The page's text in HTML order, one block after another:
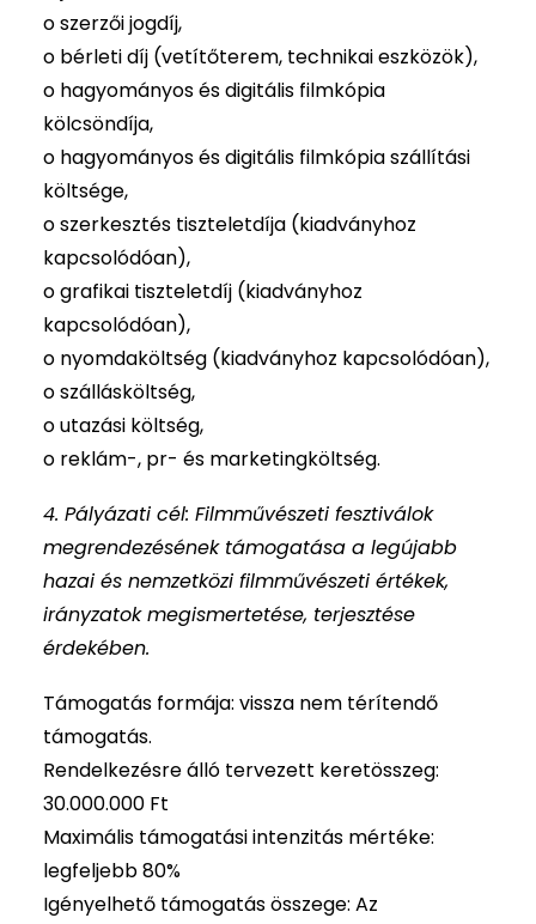
o szerzői jogdíj,
o bérleti díj (vetítőterem, technikai eszközök),
o hagyományos és digitális filmkópia
kölcsöndíja,
o hagyományos és digitális filmkópia szállítási
költsége,
o szerkesztés tiszteletdíja (kiadványhoz
kapcsolódóan),
o grafikai tiszteletdíj (kiadványhoz
kapcsolódóan),
o nyomdaköltség (kiadványhoz kapcsolódóan),
o szállásköltség,
o utazási költség,
o reklám-, pr- és marketingköltség.
4. Pályázati cél: Filmművészeti fesztiválok
megrendezésének támogatása a legújabb
hazai és nemzetközi filmművészeti értékek,
irányzatok megismertetése, terjesztése
érdekében.
Támogatás formája: vissza nem térítendő
támogatás.
Rendelkezésre álló tervezett keretösszeg:
30.000.000 Ft
Maximális támogatási intenzitás mértéke:
legfeljebb 80%
Igényelhető támogatás összege: Az